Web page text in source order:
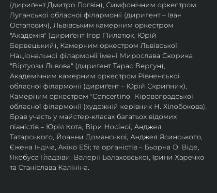
(дириґент Дмитро Логвін), Симфонічним оркестром
Луганської обласної філармонії (диригент – Іван
Остапович), Львівським камерним оркестром
"Академія" (дириґент Ігор Пилатюк, Юрій
Бервецький), Камерним оркестром Львівської
Національної філармонії імені Мирослава Скорика
"Віртуози Львова" (дириґент Тарас Вергун),
Академічним камерним оркестром Рівненської
обласної філармонії (дириґент – Юрій Скрипник),
Камерним оркестром "Concertino" Кіровоградської
обласної філармонії (художній керівник Н. Хілобокова).
Брав участь у майстер-класах багатьох відомих
піаністів – Юрія Кота, Віри Носіної, Анджея
Татарського, Йоанни Доманської, Анджея Ясинського,
Єжена Індіча, Акіко Ебі; та органістів – Бьорна О. Віде,
Якобуса Ґладзіви, Валерії Балаховської, Ірини Харечко
та Станіслава Калініна.